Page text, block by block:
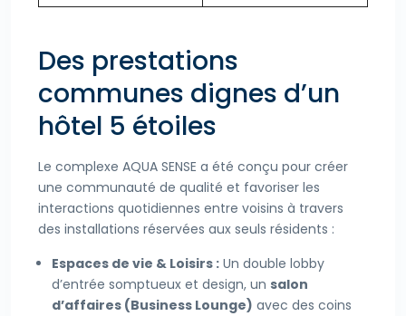
Des prestations
communes dignes d’un
hôtel 5 étoiles
Le complexe AQUA SENSE a été conçu pour créer
une communauté de qualité et favoriser les
interactions quotidiennes entre voisins à travers
des installations réservées aux seuls résidents :
Espaces de vie & Loisirs : Un double lobby
d’entrée somptueux et design, un salon
d’affaires (Business Lounge) avec des coins